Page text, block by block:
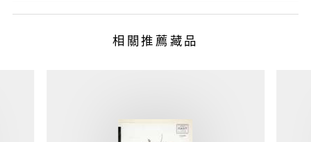
相關推薦藏品